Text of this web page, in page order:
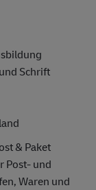
Schrift
& Paket
Post- und
Waren und